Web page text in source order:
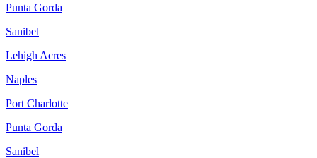
Punta Gorda
Sanibel
Lehigh Acres
Naples
Port Charlotte
Punta Gorda
Sanibel